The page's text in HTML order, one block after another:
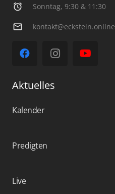
alarm Sonntag, 9:30 & 11:30
mail_outline kontakt@eckstein.online
Aktuelles
Kalender
Predigten
Live